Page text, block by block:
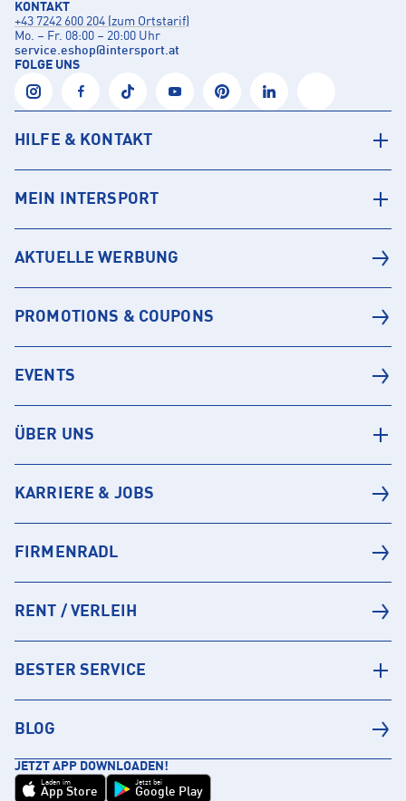
KONTAKT
+43 7242 600 204 (zum Ortstarif)
Mo. – Fr. 08:00 – 20:00 Uhr
service.eshop@intersport.at
FOLGE UNS
HILFE & KONTAKT
MEIN INTERSPORT
AKTUELLE WERBUNG
PROMOTIONS & COUPONS
EVENTS
ÜBER UNS
KARRIERE & JOBS
FIRMENRADL
RENT / VERLEIH
BESTER SERVICE
BLOG
JETZT APP DOWNLOADEN!
Laden im
App Store
Jetzt bei
Google Play